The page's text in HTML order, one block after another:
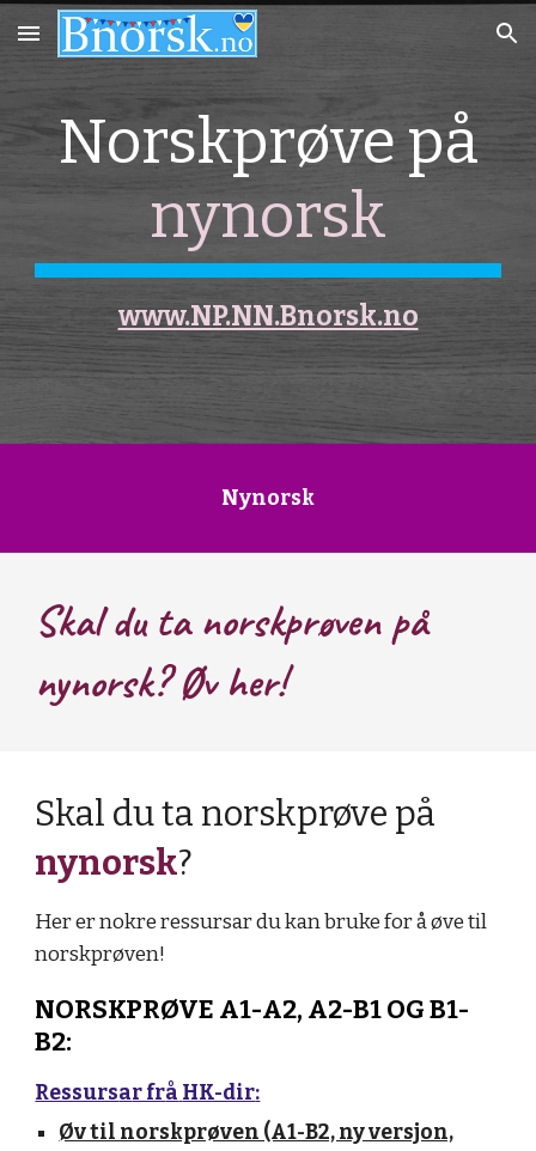
Skip to main content Skip to navigation
Norskprøve på
nynorsk
www.NP.NN.Bnorsk.no
Nynorsk
Skal du ta norskprøven på
nynorsk? Øv her!
Skal du ta norskprøve på
nynorsk?
Her ernokreressursar du kan bruke for å øve til
norskprøven!
NORSKPRØVE A1-A2, A2-B1 OG B1-
B2:
Ressursar frå HK-dir:
Øv til norskprøven (A1-B2, ny versjon,